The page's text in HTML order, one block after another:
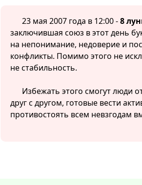
23 мая 2007 года в 12:00 -8
заключившая союз в этот день
на непонимание, недоверие и
конфликты. Помимо этого не
не стабильность.
Избежать этого смогут люди
друг с другом, готовые вести
противостоять всем невзгодам